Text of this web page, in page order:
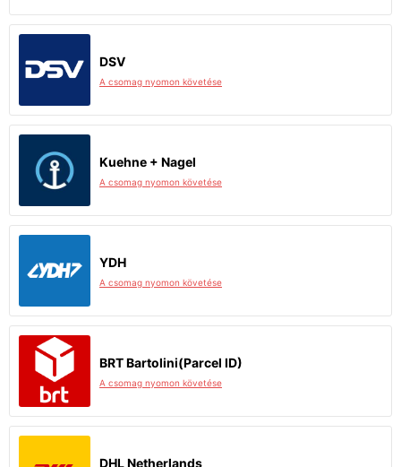
DSV
A csomag nyomon követése
Kuehne + Nagel
A csomag nyomon követése
YDH
A csomag nyomon követése
BRT Bartolini(Parcel ID)
A csomag nyomon követése
DHL Netherlands